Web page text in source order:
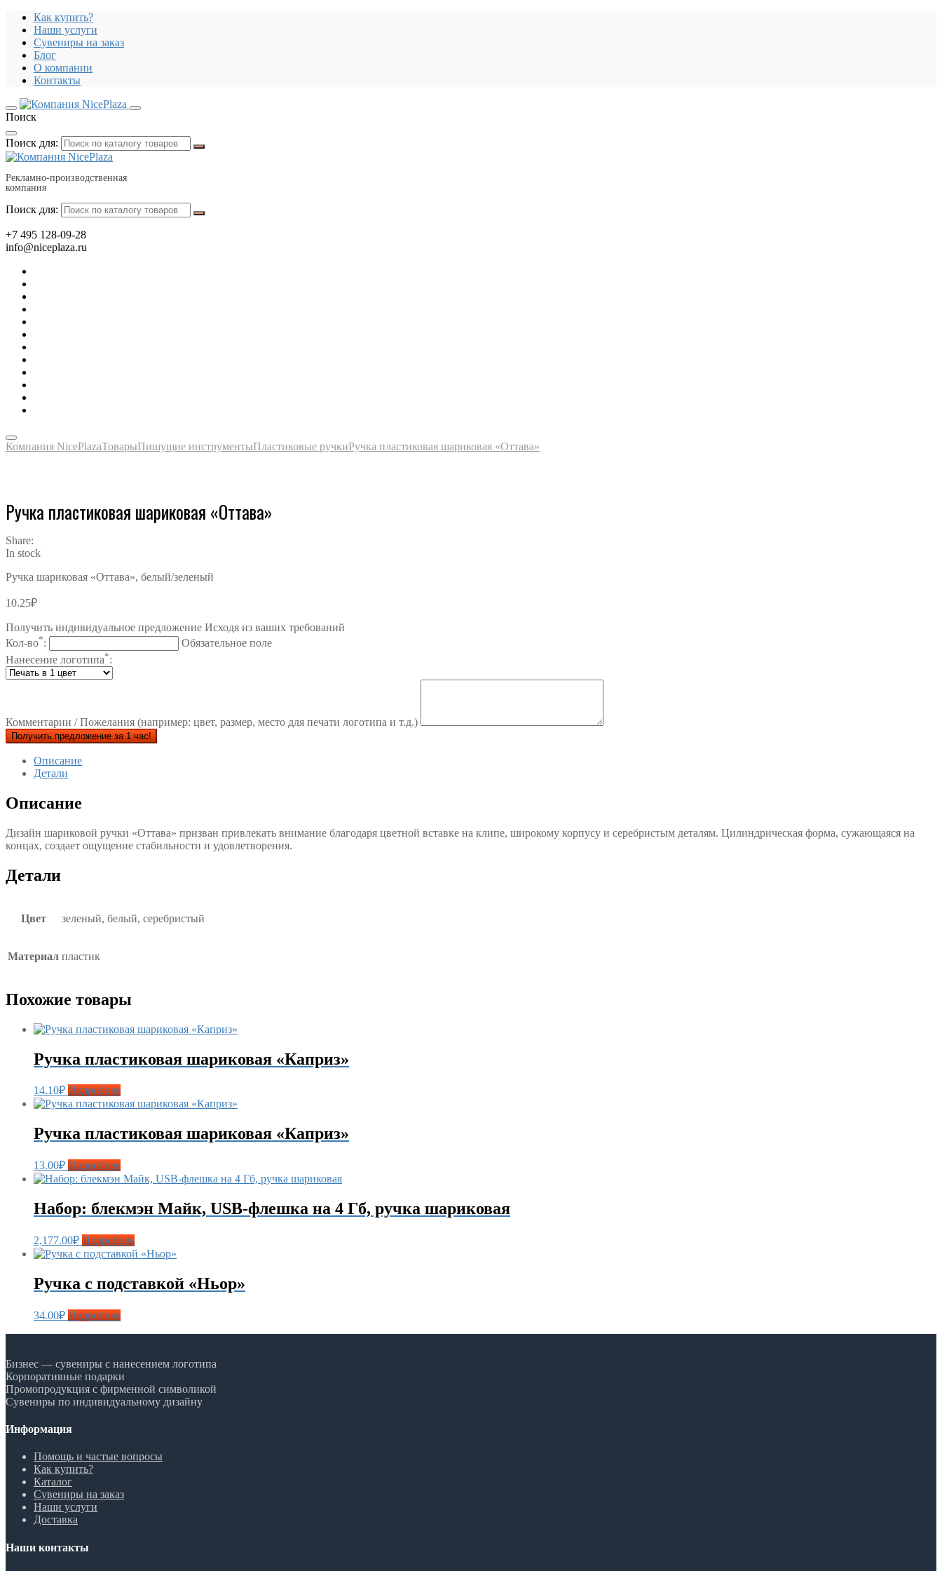
Как купить?
Наши услуги
Сувениры на заказ
Блог
О компании
Контакты
Поиск
Поиск для:
Рекламно-производственная
компания
Поиск для:
+7 495 128-09-28
info@niceplaza.ru
Компания NicePlazaТоварыПишущие инструментыПластиковые ручкиРучка пластиковая шариковая «Оттава»
Ручка пластиковая шариковая «Оттава»
Share:
In stock
Ручка шариковая «Оттава», белый/зеленый
10.25₽
Получить индивидуальное предложение Исходя из ваших требований
Кол-во*:
Обязательное поле
Нанесение логотипа*:
Комментарии / Пожелания (например: цвет, размер, место для печати логотипа и т.д.)
Получить предложение за 1 час!
Описание
Детали
Описание
Дизайн шариковой ручки «Оттава» призван привлекать внимание благодаря цветной вставке на клипе, широкому корпусу и серебристым деталям. Цилиндрическая форма, сужающаяся на
концах, создает ощущение стабильности и удовлетворения.
Детали
Цвет зеленый, белый, серебристый
Материал пластик
Похожие товары
Ручка пластиковая шариковая «Каприз»
14.10₽ Подробнее
Ручка пластиковая шариковая «Каприз»
13.00₽ Подробнее
Набор: блекмэн Майк, USB-флешка на 4 Гб, ручка шариковая
2,177.00₽ Подробнее
Ручка с подставкой «Ньор»
34.00₽ Подробнее
Бизнес — сувениры с нанесением логотипа
Корпоративные подарки
Промопродукция с фирменной символикой
Сувениры по индивидуальному дизайну
Информация
Помощь и частые вопросы
Как купить?
Каталог
Сувениры на заказ
Наши услуги
Доставка
Наши контакты